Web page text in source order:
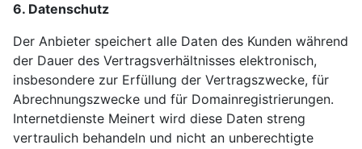
6. Datenschutz
Der Anbieter speichert alle Daten des Kunden während
der Dauer des Vertragsverhältnisses elektronisch,
insbesondere zur Erfüllung der Vertragszwecke, für
Abrechnungszwecke und für Domainregistrierungen.
Internetdienste Meinert wird diese Daten streng
vertraulich behandeln und nicht an unberechtigte